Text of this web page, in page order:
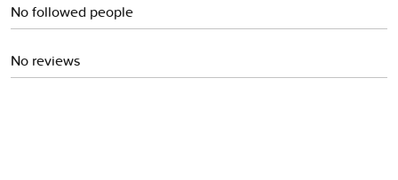
No followed people
No reviews